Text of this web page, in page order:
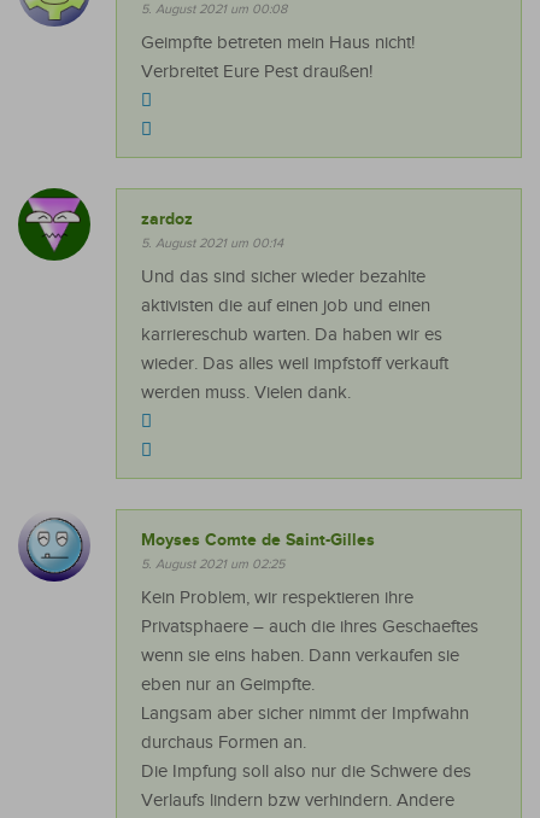
5. August 2021 um 00:08
Geimpfte betreten mein Haus nicht!
Verbreitet Eure Pest draußen!
zardoz
5. August 2021 um 00:14
Und das sind sicher wieder bezahlte
aktivisten die auf einen job und einen
karriereschub warten. Da haben wir es
wieder. Das alles weil impfstoff verkauft
werden muss. Vielen dank.
Moyses Comte de Saint-Gilles
5. August 2021 um 02:25
Kein Problem, wir respektieren ihre
Privatsphaere – auch die ihres Geschaeftes
wenn sie eins haben. Dann verkaufen sie
eben nur an Geimpfte.
Langsam aber sicher nimmt der Impfwahn
durchaus Formen an.
Die Impfung soll also nur die Schwere des
Verlaufs lindern bzw verhindern. Andere